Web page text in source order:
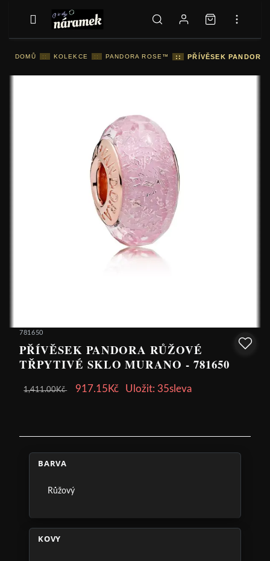
DOMŮ :: KOLEKCE :: PANDORA ROSE™ :: PŘÍVĚSEK
781650
PŘÍVĚSEK PANDORA RŮŽOVÉ
TŘPYTIVÉ SKLO MURANO - 781650
1,411.00Kč 917.15Kč Uložit: 35sleva
BARVA
Růžový
KOVY